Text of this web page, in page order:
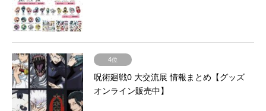
4位
呪術廻戦0 大交流展 情報まとめ【グッズ
オンライン販売中】